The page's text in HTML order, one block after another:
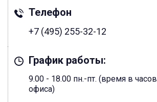
Телефон
+7 (495) 255-32-12
График работы:
9.00 - 18.00 пн.-пт. (время в
офиса)